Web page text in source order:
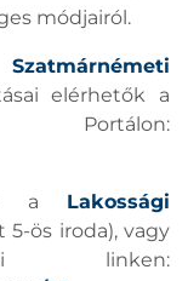
módjairól.
Szatmárnémeti
elérhetők a
a Lakossági
5-ös iroda), vagy
linken: